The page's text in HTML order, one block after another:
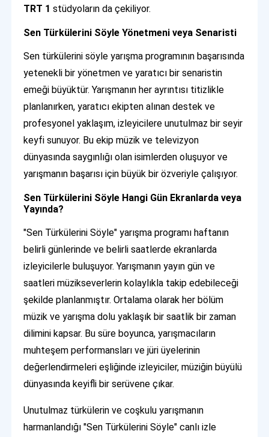
TRT 1 stüdyoların da çekiliyor.
Sen Türkülerini Söyle Yönetmeni veya Senaristi
Sen türkülerini söyle yarışma programının başarısında
yetenekli bir yönetmen ve yaratıcı bir senaristin
emeği büyüktür. Yarışmanın her ayrıntısı titizlikle
planlanırken, yaratıcı ekipten alınan destek ve
profesyonel yaklaşım, izleyicilere unutulmaz bir seyir
keyfi sunuyor. Bu ekip müzik ve televizyon
dünyasında saygınlığı olan isimlerden oluşuyor ve
yarışmanın başarısı için büyük bir özveriyle çalışıyor.
Sen Türkülerini Söyle Hangi Gün Ekranlarda veya
Yayında?
"Sen Türkülerini Söyle" yarışma programı haftanın
belirli günlerinde ve belirli saatlerde ekranlarda
izleyicilerle buluşuyor. Yarışmanın yayın gün ve
saatleri müzikseverlerin kolaylıkla takip edebileceği
şekilde planlanmıştır. Ortalama olarak her bölüm
müzik ve yarışma dolu yaklaşık bir saatlik bir zaman
dilimini kapsar. Bu süre boyunca, yarışmacıların
muhteşem performansları ve jüri üyelerinin
değerlendirmeleri eşliğinde izleyiciler, müziğin büyülü
dünyasında keyifli bir serüvene çıkar.
Unutulmaz türkülerin ve coşkulu yarışmanın
harmanlandığı "Sen Türkülerini Söyle" canlı izle